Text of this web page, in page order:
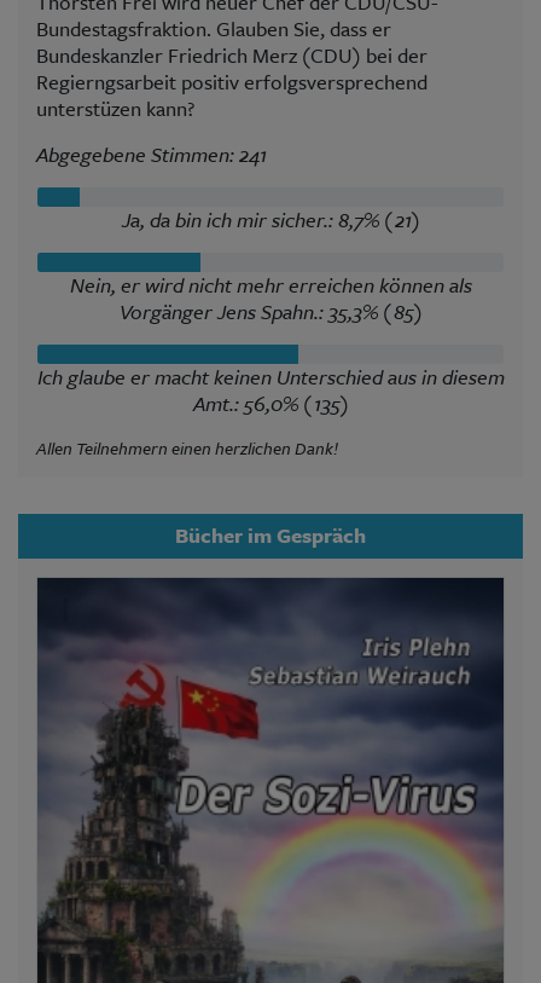
Bundestagsfraktion. Glauben Sie, dass er
Bundeskanzler Friedrich Merz (CDU) bei der
Regierngsarbeit positiv erfolgsversprechend
unterstüzen kann?
Abgegebene Stimmen: 241
Ja, da bin ich mir sicher.: 8,7% (21)
Nein, er wird nicht mehr erreichen können als
Vorgänger Jens Spahn.: 35,3% (85)
Ich glaube er macht keinen Unterschied aus in diesem
Amt.: 56,0% (135)
Allen Teilnehmern einen herzlichen Dank!
Bücher im Gespräch